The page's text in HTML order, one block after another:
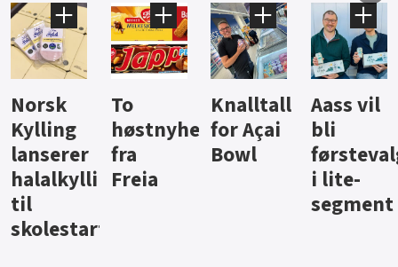
Knalltall
for Açai
Bowl
Aass vil
bli
førstevalg
i lite-
Brus og
jus fra
Berentsen
Hard
iste fra
Hansa